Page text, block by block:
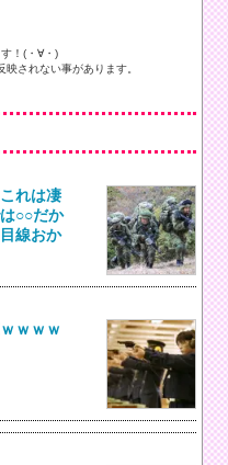
！(・∀・)ゞ
されない事があります。
れは凄
○○だか
線おか
ｗｗｗ